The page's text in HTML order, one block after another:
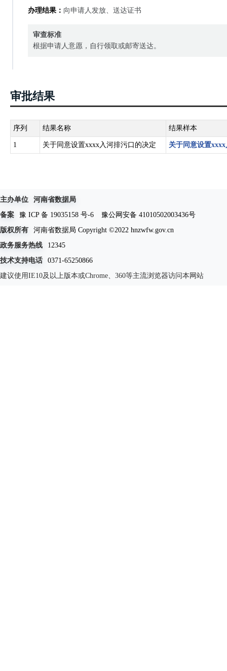
办理结果： 向申请人发放、送达证书
审查标准
根据申请人意愿，自行领取或邮寄送达。
审批结果
序列 结果名称 结果样本
1 关于同意设置xxxx入河排污口的决定 关于同意设置
主办单位
河南省数据局
备案
豫 ICP 备 19035158 号-6
豫公网安备 41010502003436号
版权所有
河南省数据局 Copyright ©2022 hnzwfw.gov.cn
政务服务热线
12345
技术支持电话
0371-65250866
建议使用IE10及以上版本或Chrome、360等主流浏览器访问本网站